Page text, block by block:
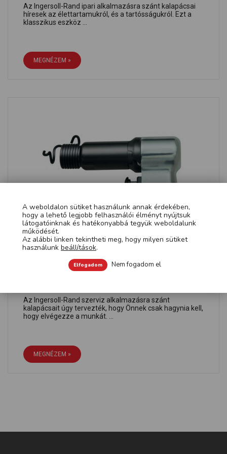
Az Ingersoll-Rand ipari alkalmazásra szánt kalapácsai
híresek az élettartamukról, és a tartósságukról. Ezt a
klasszikus eszköz ...
MEGNÉZEM »
Az Ingersoll-Rand szerviz alkalmazásra szánt
kalapácsait úgy tervezték, hogy Önnek csak hagynia kell,
hogy elvégezze a munkát. ...
MEGNÉZEM »
A weboldalon sütiket használunk annak érdekében,
hogy a lehető legjobb felhasználói élményt nyújtsuk
látogatóinknak és hatékonyabbá tegyük weboldalunk
működését.
Az alábbi linken tekintheti meg, hogy milyen sütiket
használunk beállítások.
Elfogadom Nem fogadom el